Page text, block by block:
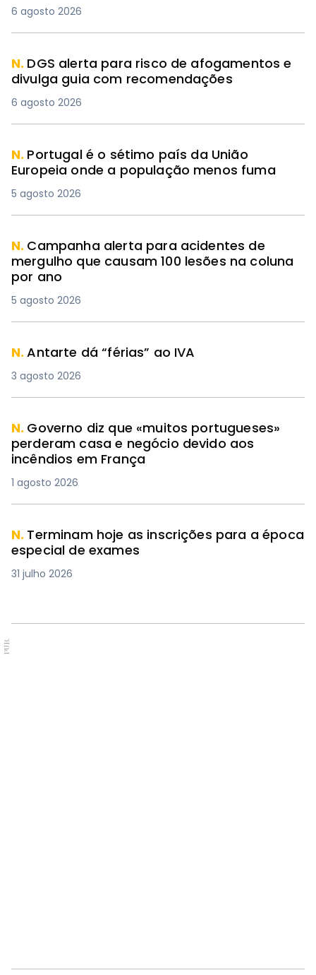
6 agosto 2026
N. DGS alerta para risco de afogamentos e
divulga guia com recomendações
6 agosto 2026
N. Portugal é o sétimo país da União
Europeia onde a população menos fuma
5 agosto 2026
N. Campanha alerta para acidentes de
mergulho que causam 100 lesões na coluna
por ano
5 agosto 2026
N.Antarte dá “férias” ao IVA
3 agosto 2026
N. Governo diz que «muitos portugueses»
perderam casa e negócio devido aos
incêndios em França
1 agosto 2026
N. Terminam hoje as inscrições para a época
especial de exames
31 julho 2026
PUB.